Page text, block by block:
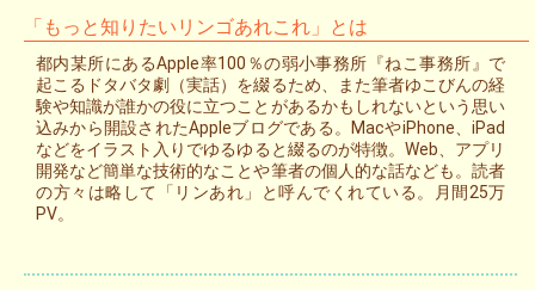
「もっと知りたいリンゴあれこれ」とは
都内某所にあるApple率100％の弱小事務所『ねこ事務所』で
起こるドタバタ劇（実話）を綴るため、また筆者ゆこびんの経
験や知識が誰かの役に立つことがあるかもしれないという思い
込みから開設されたAppleブログである。MacやiPhone、iPad
などをイラスト入りでゆるゆると綴るのが特徴。Web、アプリ
開発など簡単な技術的なことや筆者の個人的な話なども。読者
の方々は略して「リンあれ」と呼んでくれている。月間25万
PV。